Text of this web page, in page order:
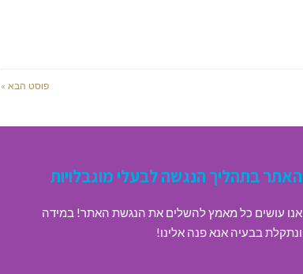
פוסט הבא »
האתר בתהליך הנגשה לבעלי מוגבלויות
אנו עושים כל מאמץ להשלים את הנגשת האתר! במידה
ונתקלת בבעיה אנא פנה אלינו!